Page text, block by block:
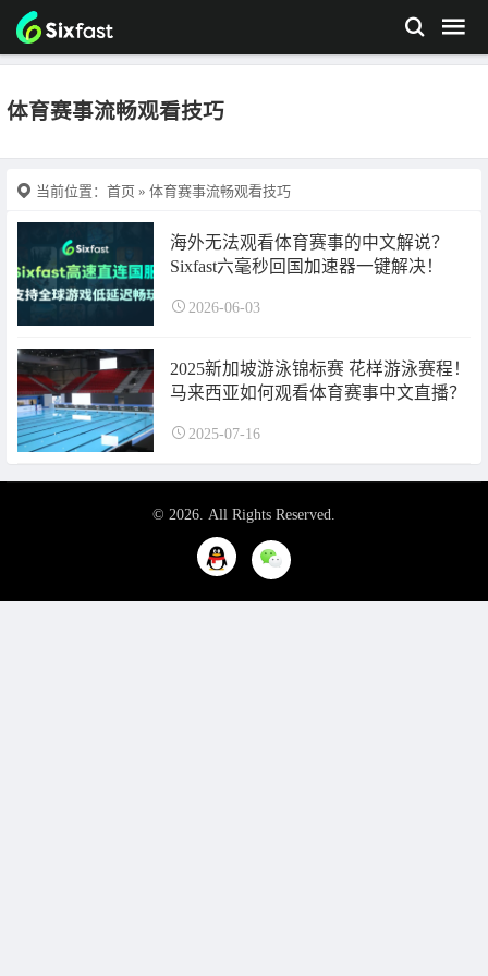
体育赛事流畅观看技巧
当前位置： 首页 » 体育赛事流畅观看技巧
海外无法观看体育赛事的中文解说？
Sixfast六毫秒回国加速器一键解决！
2026-06-03
2025新加坡游泳锦标赛 花样游泳赛程！
马来西亚如何观看体育赛事中文直播？
2025-07-16
© 2026. All Rights Reserved.